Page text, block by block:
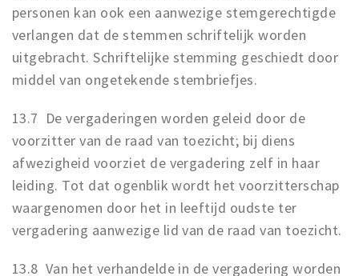
personen kan ook een aanwezige stemgerechtigde
verlangen dat de stemmen schriftelijk worden
uitgebracht. Schriftelijke stemming geschiedt door
middel van ongetekende stembriefjes.
13.7 De vergaderingen worden geleid door de
voorzitter van de raad van toezicht; bij diens
afwezigheid voorziet de vergadering zelf in haar
leiding. Tot dat ogenblik wordt het voorzitterschap
waargenomen door het in leeftijd oudste ter
vergadering aanwezige lid van de raad van toezicht.
13.8 Van het verhandelde in de vergadering worden